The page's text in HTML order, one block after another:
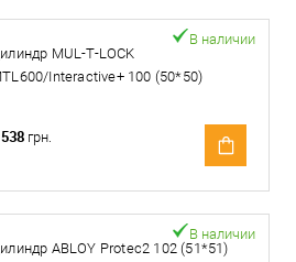
MUL-T-LOCK
Interactive+ 100 (50*50)
В наличии
грн.
ABLOY Protec2 102 (51*51)
В наличии